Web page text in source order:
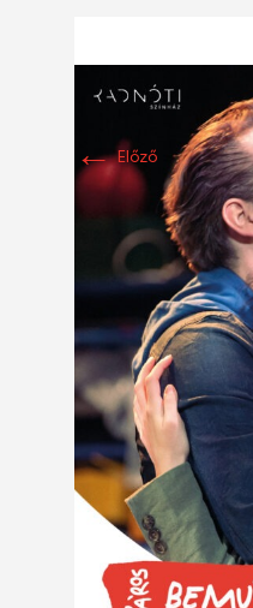
←Előző